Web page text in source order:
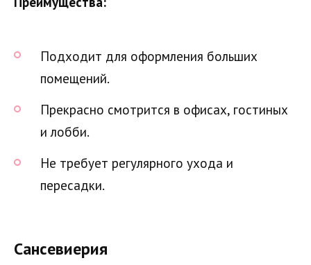
Подходит для оформления больших
помещений.
Прекрасно смотрится в офисах, гостиных
и лобби.
Не требует регулярного ухода и
пересадки.
Сансевиерия